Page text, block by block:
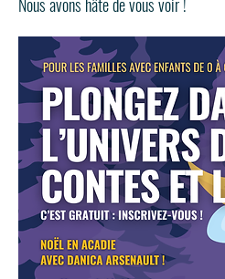
Nous avons hâte de vous voir !